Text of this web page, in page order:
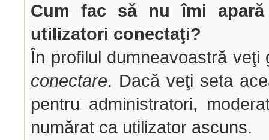
Cum fac să nu îmi
utilizatori conectaţi?
În profilul dumneavoastră
conectare. Dacă veţi seta
pentru administratori,
numărat ca utilizator ascuns.